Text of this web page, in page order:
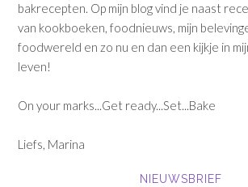
bakrecepten. Op mijn blog vind je naast
van kookboeken, foodnieuws, mijn
foodwereld en zo nu en dan een kijkje in
leven!
On your marks...Get ready...Set...Bake
Liefs, Marina
NIEUWSBRIEF